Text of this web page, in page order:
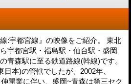
:宇都宮線』の映像をご紹介。 東北
宇都宮駅・福島駅・仙台駅・盛岡
青森駅に至る鉄道路線(幹線)です。
本)の管轄でしたが、2002年、
開業に伴い、盛岡~青森は第三セク